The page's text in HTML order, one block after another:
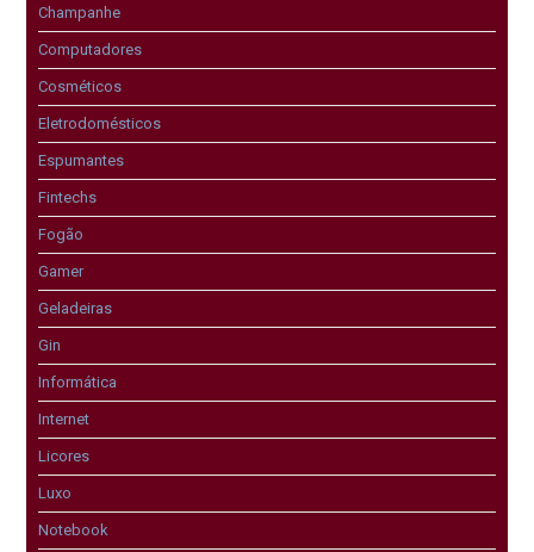
Champanhe
Computadores
Cosméticos
Eletrodomésticos
Espumantes
Fintechs
Fogão
Gamer
Geladeiras
Gin
Informática
Internet
Licores
Luxo
Notebook